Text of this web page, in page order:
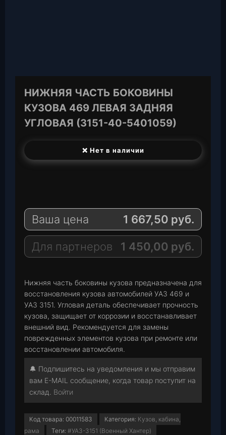
НИЖНЯЯ ЧАСТЬ БОКОВИНЫ
КУЗОВА 469 ЛЕВАЯ ЗАДНЯЯ
УГЛОВАЯ (3151-40-5401059)
❌ Нет в наличии
e
r
a
m
a
s
A
p
a
i
l
Ваша цена 1 667,50 руб.
Для партнеров 1 450,00 руб.
Нижняя часть боковины кузова предназначена для
восстановления кузова автомобилей УАЗ 469 и
УАЗ 3151. Угловая деталь обеспечивает прочность
кузова, защищает от коррозии и восстанавливает
внешний вид. Рекомендуется для замены
поврежденных элементов кузова при ремонте или
восстановлении автомобиля.
🔔 Подпишитесь на уведомления и мы отправим
вам E-MAIL сообщение, когда товар поступит на
склад. Войти
Код товара: 00011583 Категория: Кузов, кабина,
рама
Теги: #УАЗ-3151 (Военный Хантер)